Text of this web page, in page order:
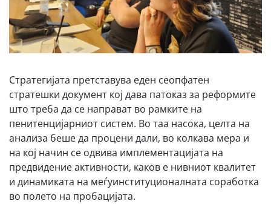
Стратегијата претставува еден сеопфатен
стратешки документ кој дава патоказ за реформите
што треба да се направат во рамките на
пенитенцијарниот систем. Во таа насока, целта на
анализа беше да процени дали, во колкава мера и
на кој начин се одвива имплементацијата на
предвидение активности, каков е нивниот квалитет
и динамиката на меѓуинституционалната соработка
во полето на пробацијата.